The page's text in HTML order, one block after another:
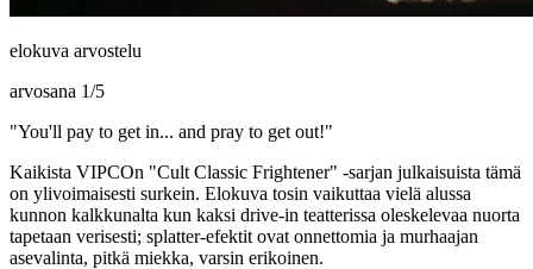
elokuva arvostelu
arvosana 1/5
"You'll pay to get in... and pray to get out!"
Kaikista VIPCOn "Cult Classic Frightener" ‑sarjan julkaisuista tämä
on ylivoimaisesti surkein. Elokuva tosin vaikuttaa vielä alussa
kunnon kalkkunalta kun kaksi drive‑in teatterissa oleskelevaa nuorta
tapetaan verisesti; splatter-efektit ovat onnettomia ja murhaajan
asevalinta, pitkä miekka, varsin erikoinen.